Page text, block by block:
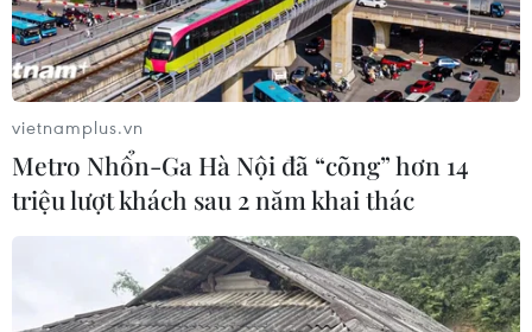
Theo Ủy ban bầu cử Thái Lan (EC), đảng Tiến bước
(MFP) đã giành được tổng cộng 152 ghế tại Hạ viên
(gồm 113 ghế nghị sỹ theo khu vực bầu cử và 39 ghế
nghị sỹ theo danh sách đảng).
vietnamplus.vn
Metro Nhổn-Ga Hà Nội đã “cõng” hơn 14
triệu lượt khách sau 2 năm khai thác